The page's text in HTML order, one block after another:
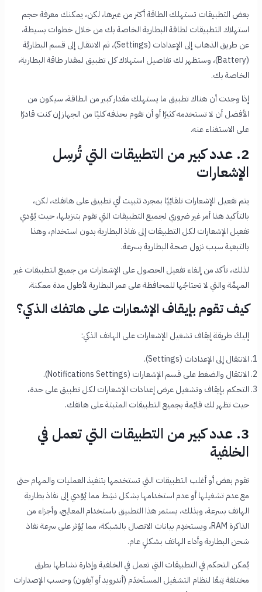
بعض التطبيقات تستهلك الطاقة أكثر من غيرها، لكن، يمكنك معرفة حجم
استهلاك التطبيقات لطاقة البطارية الخاصة بك من خلال خطوات بسيطة،
عن طريق الذهاب إلى الإعدادات (Settings)، ثم الانتقال إلى قسم البطاريَّة
(Battery)، وستظهر لك تفاصيل استهلاك كل تطبيق لمقدار طاقة البطارية،
الخاصة بك.
إذا وجدت أن هناك تطبيق ما يستهلك مقدار كبير من الطاقة، سيكون من
الأفضل أن لا تستخدمه كثيرًا أو أن تقوم بحذفه كليًا من الجهاز إن كنت قادرًا
على الاستغناء عنه.
2. عدد كبير من التطبيقات التي تُرسِل
الإشعارات
يتم تفعيل الإشعارات تلقائِيًا بمجرد تثبيت أي تطبيق على هاتفك، لكن،
بالتأكيد هذا أمر غير ضروري لجميع التطبيقات التي تقوم بتنزيلها، حيث يُؤدي
تفعيل الإشعارات لكل التطبيقات إلى نفاذ البطارية بدون استخدام، وهذا
بالتبعية سبب نزول صحة البطارية بسرعة.
لذلك، تأكد من إلغاء تفعيل الحصول على الإشعارات من جميع التطبيقات غير
المهمِّة والتي لا تحتاجُها للمحافظة على عمر البطارية لأطول مدة ممكنة.
كيف تقوم بإيقاف الإشعارات على هاتفك الذكي؟
إليكَ طريقة إيقاف تشغيل الإشعارات على الهاتف الذكي:
الانتقال إلى الإعدادات (Settings).
الانتقال والضغط على قسم الإشعارات (Notifications Settings).
التحكم بإيقاف وتشغيل عرض إعدادات الإشعارات لكل تطبيق على حدة،
حيث تظهر لك قائِمة بجميع التطبيقات المثبتة على هاتفك.
3. عدد كبير من التطبيقات التي تعمل في
الخلفية
تقوم بعض أو أغلب التطبيقات التي تستخدمها بتنفيذ العمليات والمهام حتى
مع عدم تشغيلها أو عدم استخدامها بشكل نشِط مما يُؤدي إلى نفاذ بطارية
الهاتف بسرعة، وبذلك، يستمر هذا التطبيق باستخدام المعالِج، وأجزاء من
الذاكرة RAM، ويستخدِم بيانات الاتصال بالشبكة، مما يُؤثر على
سرعة نفاذ
شحن البطاريةوأداء الهاتف بشكلٍ عام.
يُمكن التحكم في التطبيقات التي تعمل في الخلفية وإدارة نشاطها بطرق
مختلفة تِبعًا لنظام التشغيل المستَخدَم (أندرويد أو آيفون) وحسب الإصدارات